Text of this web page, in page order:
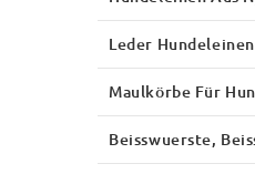
Leder
Maulkörbe Für
Beisswuerste,